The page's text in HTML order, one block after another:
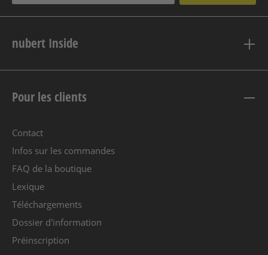
nubert Inside
Pour les clients
Contact
Infos sur les commandes
FAQ de la boutique
Lexique
Téléchargements
Dossier d'information
Préinscription